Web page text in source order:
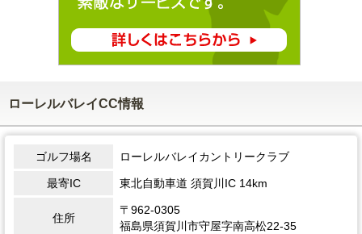
ローレルバレイCC情報
ゴルフ場名 ローレルバレイカントリークラブ
最寄IC 東北自動車道 須賀川IC 14km
住所
〒962-0305
福島県須賀川市守屋字南高松22-35